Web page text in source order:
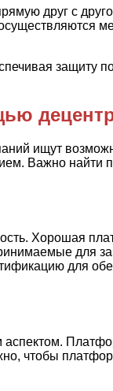
друг с
защиту
ищут
Важно найти
Хорошая
для
для
чтобы